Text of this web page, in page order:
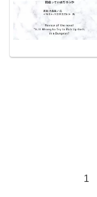
1